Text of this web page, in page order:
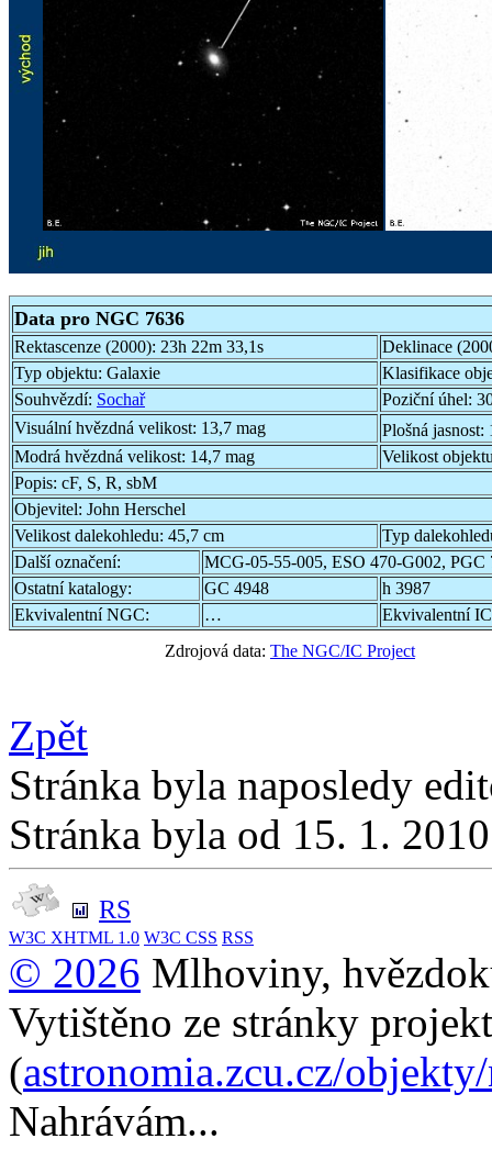
Data pro NGC 7636
Rektascenze (2000): 23h 22m 33,1s
Deklinace
Typ objektu: Galaxie
Klasifikace
Souhvězdí: Sochař Poziční úhel:
Visuální hvězdná velikost: 13,7 mag Plošná jasnost:
Modrá hvězdná velikost: 14,7 mag
Velikost
Popis: cF, S, R, sbM
Objevitel: John Herschel
Velikost dalekohledu: 45,7 cm
Typ
Další označení:
MCG-05-55-005, ESO 470-G002, PGC
Ostatní katalogy:
GC 4948
h 3987
Ekvivalentní NGC:
…
Ekvivalentní
Zdrojová data: The NGC/IC Project
Zpět
Stránka byla naposledy
Stránka byla od 15. 1.
RS
W3C XHTML 1.0 W3C CSS RSS
© 2026 Mlhoviny,
Vytištěno ze stránky
(astronomia.zcu.cz/
Nahrávám...